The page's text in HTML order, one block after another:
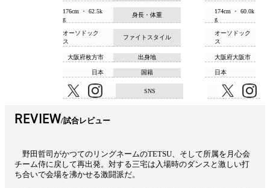
身長・体重
176cm ・ 62.5k
g
174cm ・ 60.0k
g
ファイトスタイル
オーソドック
ス
オーソドック
ス
出身地
大阪府枚方市 大阪府大阪市
国籍
日本 日本
SNS
REVIEW 試合レビュー
野田哲司がかつてのリングネームのTETSU、そして所属を月心会
チーム侍に戻して再出発。対する三宅は入場時のダンスと激しい打
ち合いで会場を沸かせる激闘派だ。